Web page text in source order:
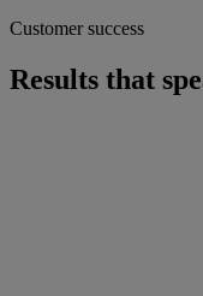
Customer success
Results that